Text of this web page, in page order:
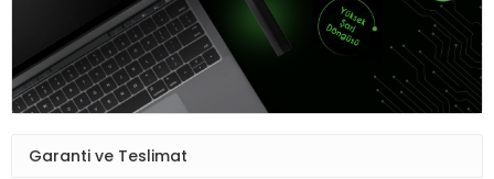
Garanti ve Teslimat